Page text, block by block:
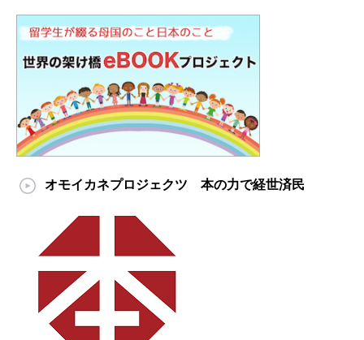
オモイカネプロジェクツ 本の力で経世済民